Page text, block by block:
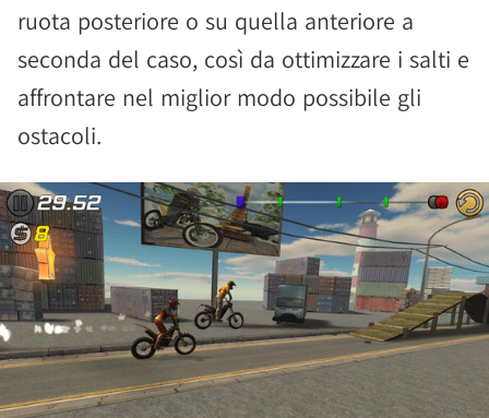
ruota posteriore o su quella anteriore a
seconda del caso, così da ottimizzare i salti e
affrontare nel miglior modo possibile gli
ostacoli.